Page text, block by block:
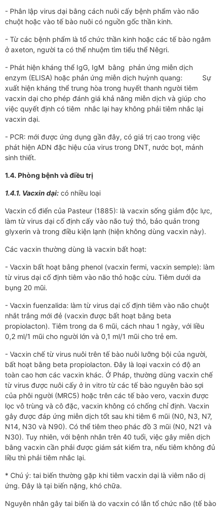
- Phân lập virus dại bằng cách nuôi cấy bệnh phẩm vào não
chuột hoặc vào tế bào nuôi có nguồn gốc thần kinh.
- Từ các bệnh phẩm là tổ chức thần kinh hoặc các tế bào ngâm
ở axeton, người ta có thể nhuộm tìm tiểu thể Nêgri.
- Phát hiện kháng thể IgG, IgM bằng phản ứng miễn dịch
enzym (ELISA) hoặc phản ứng miễn dịch huỳnh quang: Sự
xuất hiện kháng thể trung hòa trong huyết thanh người tiêm
vacxin dại cho phép đánh giá khả năng miễn dịch và giúp cho
việc quyết định có tiêm nhắc lại hay không phải tiêm nhắc lại
vacxin dại.
- PCR: mới được ứng dụng gần đây, có giá trị cao trong việc
phát hiện ADN đặc hiệu của virus trong DNT, nước bọt, mảnh
sinh thiết.
1.4. Phòng bệnh và điều trị
1.4.1. Vacxin dại: có nhiều loại
Vacxin cổ điển của Pasteur (1885): là vacxin sống giảm độc lực,
làm từ virus dại cố định cấy vào não tuỷ thỏ, bảo quản trong
glyxerin và trong điều kiện lạnh (hiện không dùng vacxin này).
Các vacxin thường dùng là vacxin bất hoạt:
- Vacxin bất hoạt bằng phenol (vacxin fermi, vacxin semple): làm
từ virus dại cố định tiêm vào não thỏ hoặc cừu. Tiêm dưới da
bụng 20 mũi.
- Vacxin fuenzalida: làm từ virus dại cố định tiêm vào não chuột
nhắt trắng mới đẻ (vacxin được bất hoạt bằng beta
propiolacton). Tiêm trong da 6 mũi, cách nhau 1 ngày, với liều
0,2 ml/1 mũi cho người lớn và 0,1 ml/1 mũi cho trẻ em.
- Vacxin chế từ virus nuôi trên tế bào nuôi lưỡng bội của người,
bất hoạt bằng beta propiolacton. Đây là loại vacxin có độ an
toàn cao hơn các vacxin khác. Ở Pháp, thường dùng vacxin chế
từ virus được nuôi cấy ở in vitro từ các tế bào nguyên bào sợi
của phôi người (MRC5) hoặc trên các tế bào vero, vacxin được
lọc vô trùng và cô đặc, vacxin không có chống chỉ định. Vacxin
gây được đáp ứng miễn dịch tốt sau khi tiêm 6 mũi (N0, N3, N7,
N14, N30 và N90). Có thể tiêm theo phác đồ 3 mũi (N0, N21 và
N30). Tuy nhiên, với bệnh nhân trên 40 tuổi, việc gây miễn dịch
bằng vacxin cần phải được giám sát kiểm tra, nếu tiêm không đủ
liều thì phải tiêm nhắc lại.
* Chú ý: tai biến thường gặp khi tiêm vacxin dại là viêm não dị
ứng. Đây là tại biến nặng, khó chữa.
Nguyên nhân gây tai biến là do vacxin có lẫn tổ chức não (tế bào